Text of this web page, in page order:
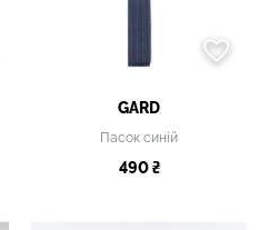
GARD
Пасок синій
490 ₴